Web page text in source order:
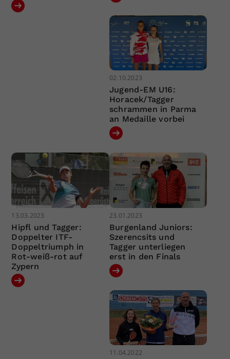
02.10.2023
Jugend-EM U16:
Horacek/Tagger
schrammen in Parma
an Medaille vorbei
13.03.2023
Hipfl und Tagger:
Doppelter ITF-
Doppeltriumph in
Rot-weiß-rot auf
Zypern
23.01.2023
Burgenland Juniors:
Szerencsits und
Tagger unterliegen
erst in den Finals
11.04.2022